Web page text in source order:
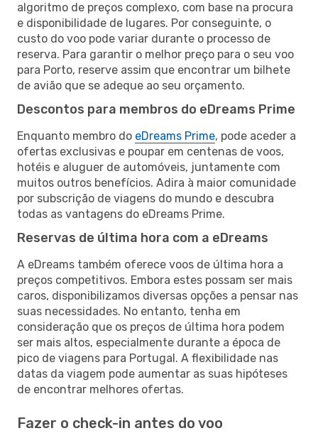
algoritmo de preços complexo, com base na procura
e disponibilidade de lugares. Por conseguinte, o
custo do voo pode variar durante o processo de
reserva. Para garantir o melhor preço para o seu voo
para Porto, reserve assim que encontrar um bilhete
de avião que se adeque ao seu orçamento.
Descontos para membros do eDreams Prime
Enquanto membro do eDreams Prime, pode aceder a
ofertas exclusivas e poupar em centenas de voos,
hotéis e aluguer de automóveis, juntamente com
muitos outros benefícios. Adira à maior comunidade
por subscrição de viagens do mundo e descubra
todas as vantagens do eDreams Prime.
Reservas de última hora com a eDreams
A eDreams também oferece voos de última hora a
preços competitivos. Embora estes possam ser mais
caros, disponibilizamos diversas opções a pensar nas
suas necessidades. No entanto, tenha em
consideração que os preços de última hora podem
ser mais altos, especialmente durante a época de
pico de viagens para Portugal. A flexibilidade nas
datas da viagem pode aumentar as suas hipóteses
de encontrar melhores ofertas.
Fazer o check-in antes do voo